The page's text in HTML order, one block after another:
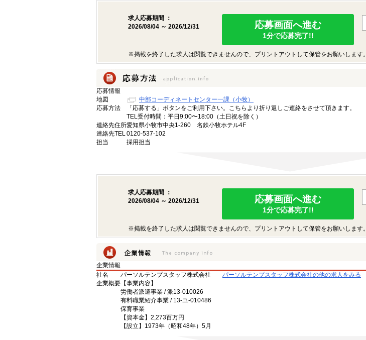
求人応募期間 ：
2026/08/04 ～ 2026/12/31
応募画面へ進む
1分で応募完了!!
※掲載を終了した求人は閲覧できませんので、プリントアウトして保管をお願いします。
応募情報
地図
中部コーディネートセンター一課（小牧）
応募方法
「応募する」ボタンをご利用下さい。こちらより折り返しご連絡をさせて頂きます。
TEL受付時間：平日9:00〜18:00（土日祝を除く）
連絡先住所愛知県小牧市中央1-260 名鉄小牧ホテル4F
連絡先TEL0120-537-102
担当
採用担当
求人応募期間 ：
2026/08/04 ～ 2026/12/31
応募画面へ進む
1分で応募完了!!
※掲載を終了した求人は閲覧できませんので、プリントアウトして保管をお願いします。
企業情報
社名
パーソルテンプスタッフ株式会社
パーソルテンプスタッフ株式会社の他の求人をみる
企業概要 【事業内容】
労働者派遣事業 / 派13-010026
有料職業紹介事業 / 13-ユ-010486
保育事業
【資本金】2,273百万円
【設立】1973年（昭和48年）5月